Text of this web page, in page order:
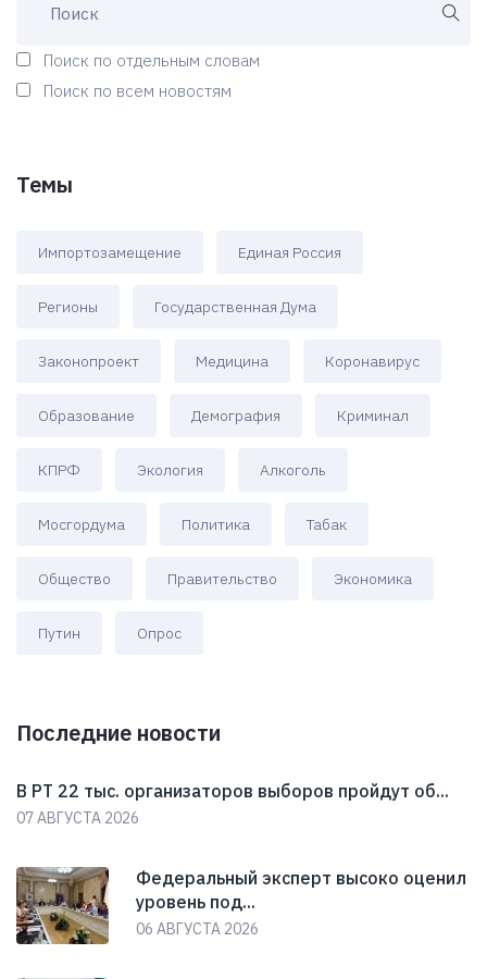
Поиск по отдельным словам
Поиск по всем новостям
Темы
Импортозамещение Единая Россия
Регионы Государственная Дума
Законопроект Медицина Коронавирус
Образование Демография Криминал
КПРФ Экология Алкоголь
Мосгордума Политика Табак
Общество Правительство Экономика
Путин Опрос
Последние новости
В РТ 22 тыс. организаторов выборов пройдут об...
07 АВГУСТА 2026
Федеральный эксперт высоко оценил
уровень под...
06 АВГУСТА 2026